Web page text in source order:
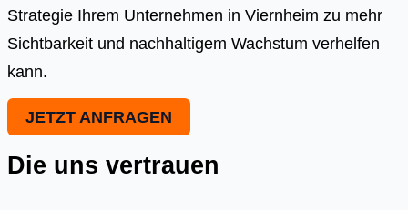
Strategie Ihrem Unternehmen in Viernheim zu mehr
Sichtbarkeit und nachhaltigem Wachstum verhelfen
kann.
JETZT ANFRAGEN
Die uns vertrauen